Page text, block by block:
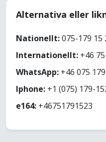
Alternativa eller
Nationellt:075-179 15
Internationellt: +46
WhatsApp: +46 075
Iphone: +1 (075) 179-
e164: +46751791523